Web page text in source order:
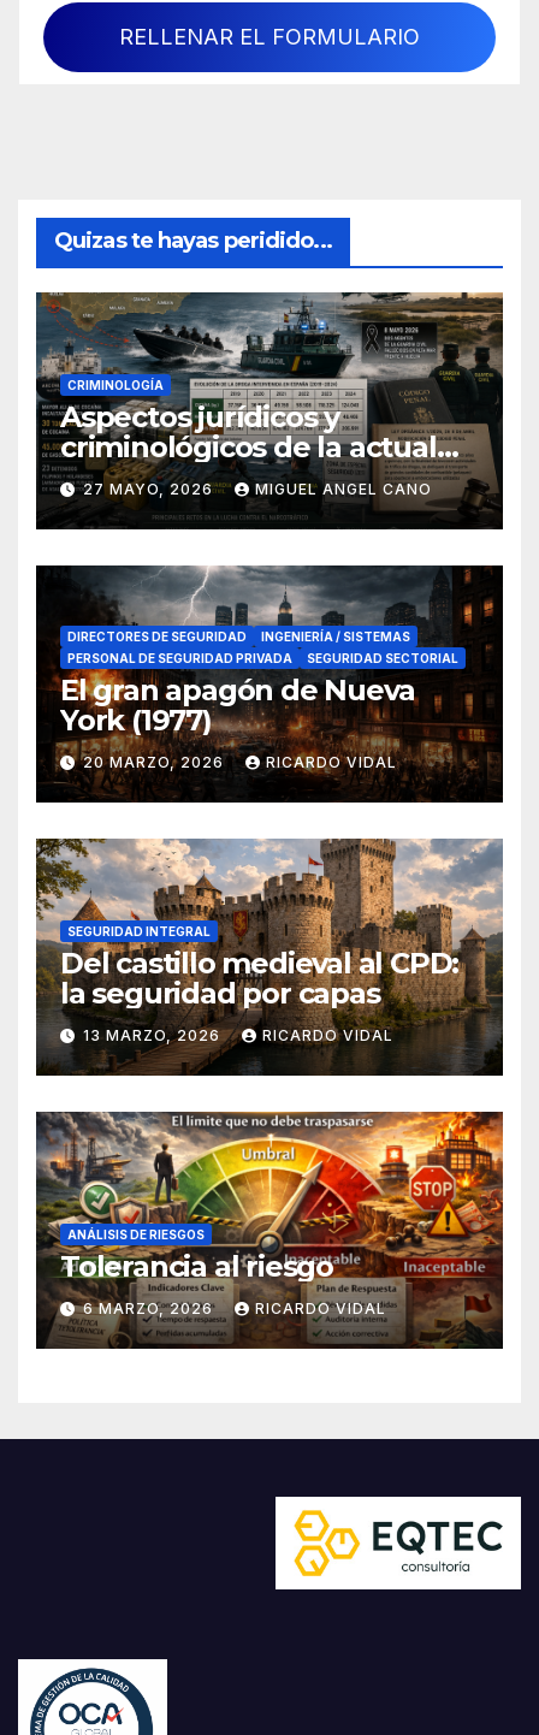
RELLENAR EL FORMULARIO
Quizas te hayas peridido...
CRIMINOLOGÍA
Aspectos jurídicos y
criminológicos de la actual
lucha contra el narcotráfico
en el sur de España
27 MAYO, 2026 MIGUEL ANGEL CANO
DIRECTORES DE SEGURIDAD
INGENIERÍA / SISTEMAS
PERSONAL DE SEGURIDAD PRIVADA
SEGURIDAD SECTORIAL
El gran apagón de Nueva
York (1977)
20 MARZO, 2026 RICARDO VIDAL
SEGURIDAD INTEGRAL
Del castillo medieval al CPD:
la seguridad por capas
13 MARZO, 2026 RICARDO VIDAL
ANÁLISIS DE RIESGOS
Tolerancia al riesgo
6 MARZO, 2026 RICARDO VIDAL